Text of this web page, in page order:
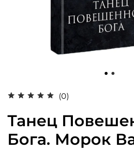
(0)
Танец
Бога. Морок